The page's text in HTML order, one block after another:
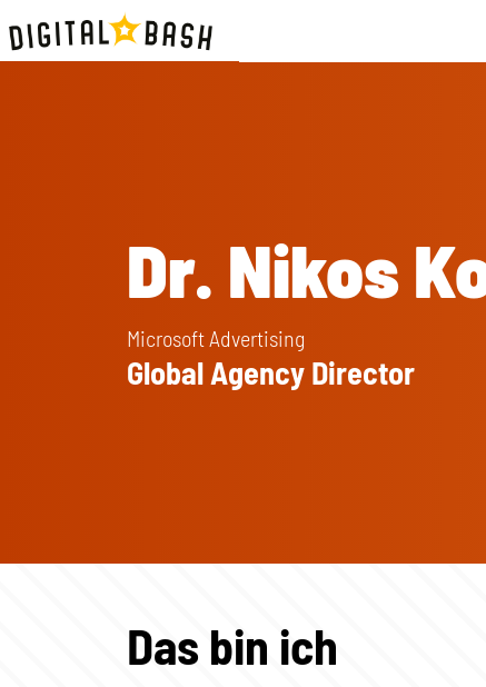
Dr. Nikos
Microsoft Advertising
Global Agency Director
Das bin ich